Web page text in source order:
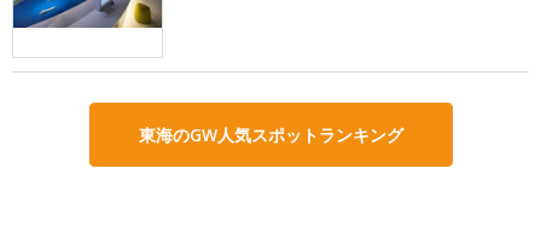
東海のGW人気スポットランキング